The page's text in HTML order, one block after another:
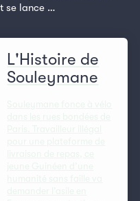
se lance …
L'Histoire de
Souleymane